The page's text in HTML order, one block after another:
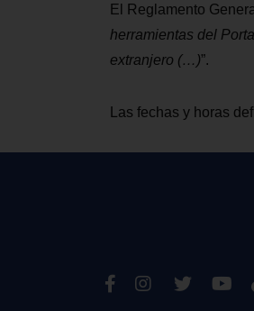
El Reglamento
herramientas del
extranjero (… )”.
Las fechas y horas